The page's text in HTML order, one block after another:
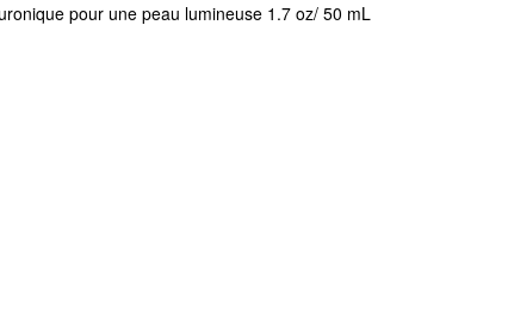
pour une peau lumineuse 1.7 oz/ 50 mL